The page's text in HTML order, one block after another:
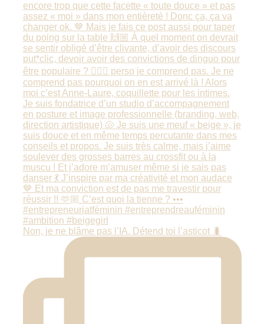
Non, je ne blâme pas l’IA. Détend toi l’asticot 🐛